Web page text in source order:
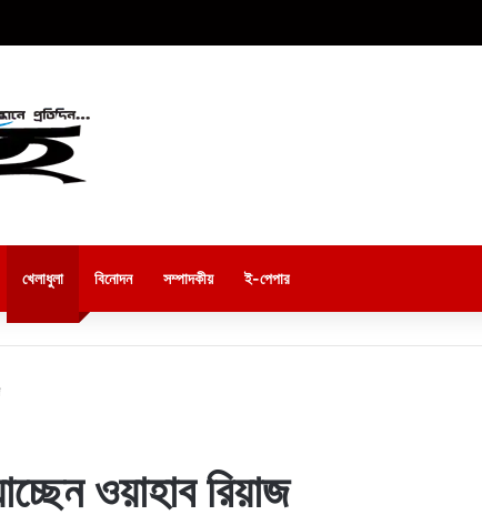
খেলাধুলা বিনোদন সম্পাদকীয় ই-পেপার
ওয়াহাব রিয়াজ